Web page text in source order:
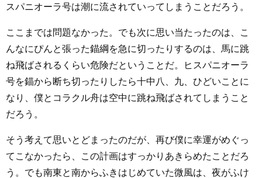
スパニオーラ号は潮に流されていってしまうことだろう。
ここまでは問題なかった。でも次に思い当たったのは、こ
んなにぴんと張った錨綱を急に切ったりするのは、馬に跳
ね飛ばされるくらい危険だということだ。ヒスパニオーラ
号を錨から断ち切ったりしたら十中八、九、ひどいことに
なり、僕とコラクル舟は空中に跳ね飛ばされてしまうこと
だろう。
そう考えて思いとどまったのだが、再び僕に幸運がめぐっ
てこなかったら、この計画はすっかりあきらめたことだろ
う。でも南東と南からふきはじめていた微風は、夜がふけ